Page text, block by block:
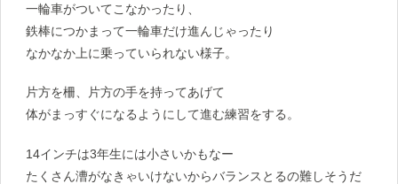
一輪車がついてこなかったり、
鉄棒につかまって一輪車だけ進んじゃったり
なかなか上に乗っていられない様子。
片方を柵、片方の手を持ってあげて
体がまっすぐになるようにして進む練習をする。
14インチは3年生には小さいかもなー
たくさん漕がなきゃいけないからバランスとるの難しそうだ